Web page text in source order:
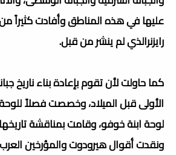
عليها في هذه المناطق وأفادت كثيراً
رايزنرالذي لم ينشر من قبل.
كما حاولت لأن تقوم بإعادة بناء ناريخ
الأولى قبل الميلاد، وخصصت فصلاً
لوحة ابنة خوفو، وقامت بمناقشة
ونقدت أقوال هيرودوت والمؤرخين